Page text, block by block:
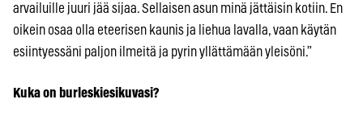
arvailuille juuri jää sijaa. Sellaisen asun minä jättäisin kotiin. En
oikein osaa olla eteerisen kaunis ja liehua lavalla, vaan käytän
esiintyessäni paljon ilmeitä ja pyrin yllättämään yleisöni.”
Kuka on burleskiesikuvasi?